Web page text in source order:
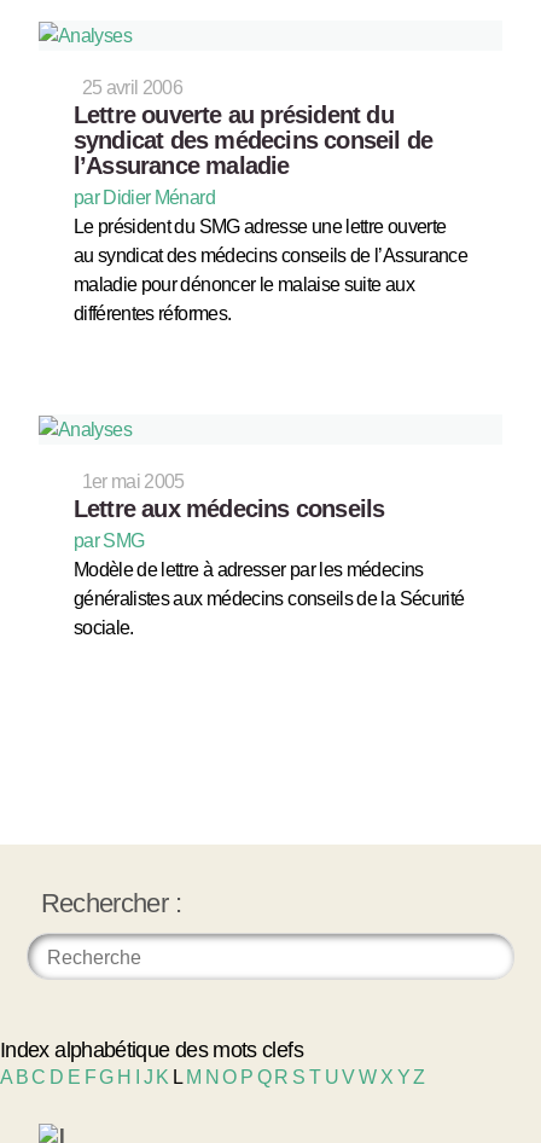
25 avril 2006
Lettre ouverte au président du
syndicat des médecins conseil de
l’Assurance maladie
par Didier Ménard
Le président du SMG adresse une lettre ouverte
au syndicat des médecins conseils de l’Assurance
maladie pour dénoncer le malaise suite aux
différentes réformes.
1er mai 2005
Lettre aux médecins conseils
par SMG
Modèle de lettre à adresser par les médecins
généralistes aux médecins conseils de la Sécurité
sociale.
Rechercher :
Index alphabétique des mots clefs
A BC D E FG H J K L M NO P Q R S T UVW X YZ